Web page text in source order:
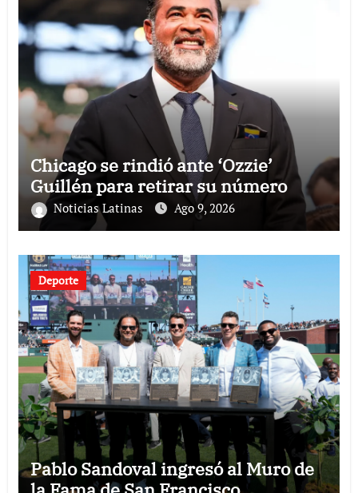
Chicago se rindió ante ‘Ozzie’
Guillén para retirar su número
Noticias Latinas Ago 9, 2026
Deporte
Pablo Sandoval ingresó al Muro de